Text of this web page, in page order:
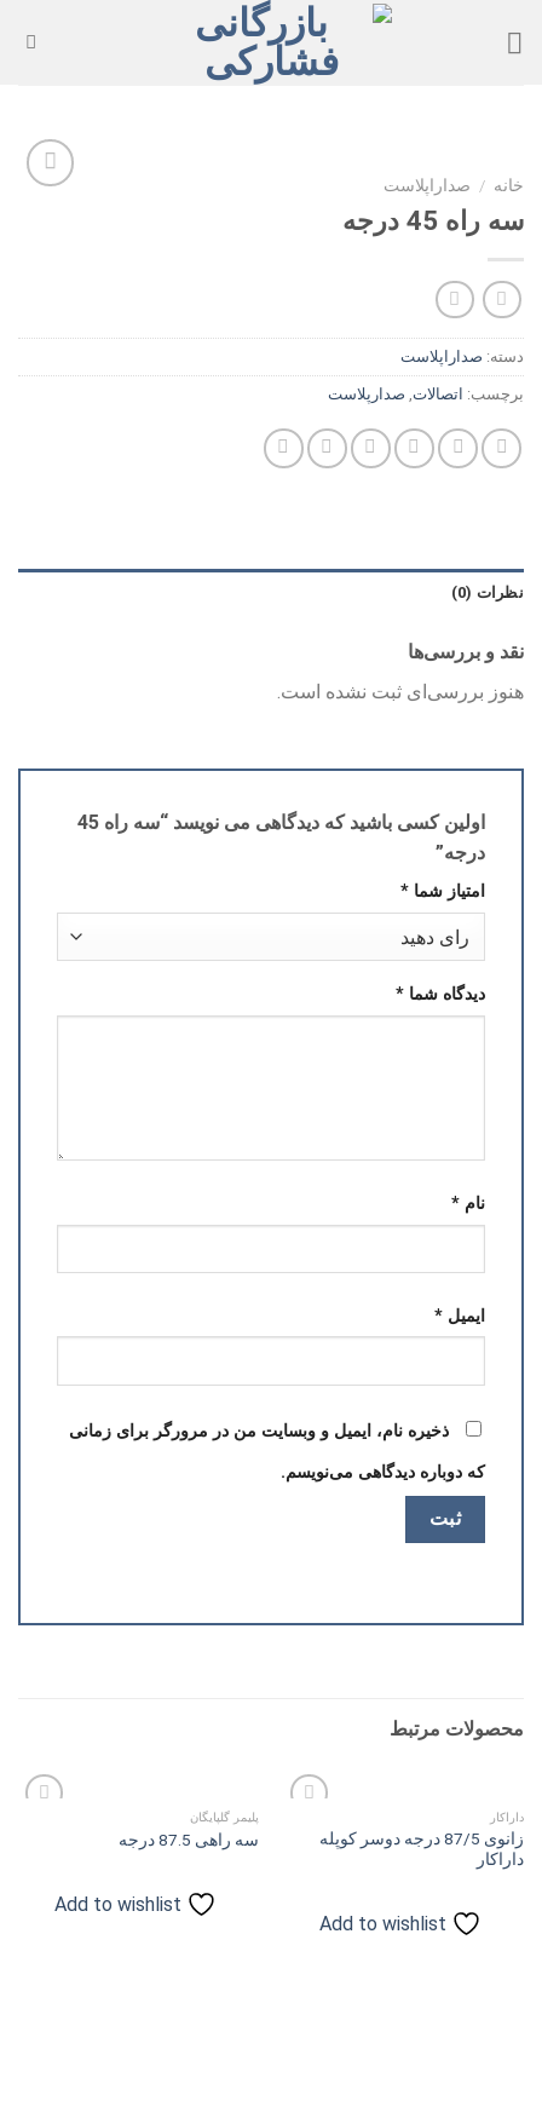
خانه / صداراپلاست
سه راه 45 درجه
دسته: صداراپلاست
برچسب: اتصالات, صدارپلاست
نظرات (0)
نقد و بررسی‌ها
هنوز بررسی‌ای ثبت نشده است.
اولین کسی باشید که دیدگاهی می نویسد “سه راه 45
درجه”
امتیاز شما *
دیدگاه شما *
نام *
ایمیل *
ذخیره نام، ایمیل و وبسایت من در مرورگر برای زمانی
که دوباره دیدگاهی می‌نویسم.
محصولات مرتبط
داراکار
زانوی 87/5 درجه دوسر کوپله
داراکار
Add to wishlist
پلیمر گلپایگان
سه راهی 87.5 درجه
Add to wishlist